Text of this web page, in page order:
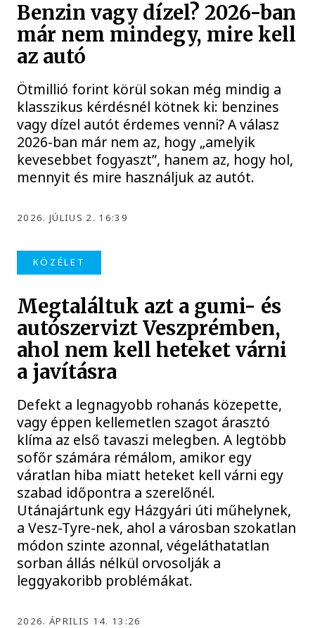
Benzin vagy dízel? 2026-ban
már nem mindegy, mire kell
az autó
Ötmillió forint körül sokan még mindig a
klasszikus kérdésnél kötnek ki: benzines
vagy dízel autót érdemes venni? A válasz
2026-ban már nem az, hogy „amelyik
kevesebbet fogyaszt”, hanem az, hogy hol,
mennyit és mire használjuk az autót.
2026. JÚLIUS 2. 16:39
KÖZÉLET
Megtaláltuk azt a gumi- és
autószervizt Veszprémben,
ahol nem kell heteket várni
a javításra
Defekt a legnagyobb rohanás közepette,
vagy éppen kellemetlen szagot árasztó
klíma az első tavaszi melegben. A legtöbb
sofőr számára rémálom, amikor egy
váratlan hiba miatt heteket kell várni egy
szabad időpontra a szerelőnél.
Utánajártunk egy Házgyári úti műhelynek,
a Vesz-Tyre-nek, ahol a városban szokatlan
módon szinte azonnal, végeláthatatlan
sorban állás nélkül orvosolják a
leggyakoribb problémákat.
2026. ÁPRILIS 14. 13:26